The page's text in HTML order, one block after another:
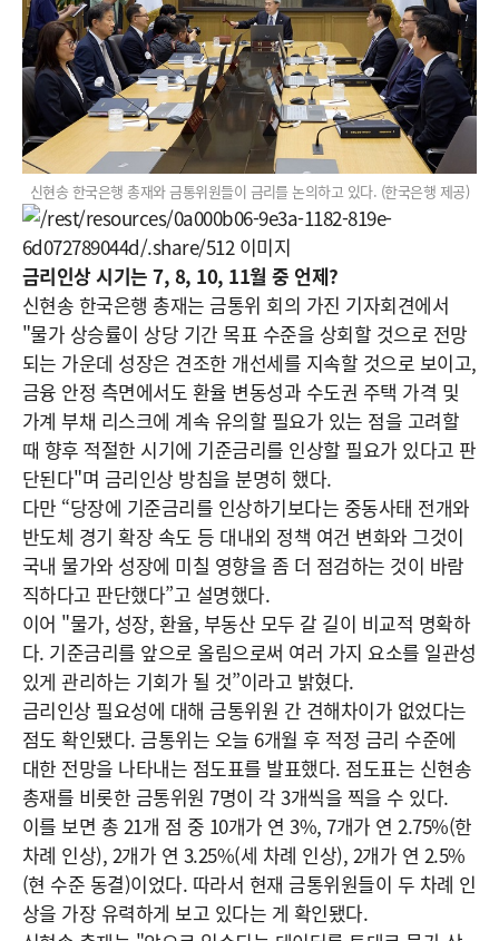
신현송 한국은행 총재와 금통위원들이 금리를 논의하고 있다. (한국은행 제공)
금리인상 시기는 7, 8, 10, 11월 중 언제?
신현송 한국은행 총재는 금통위 회의 가진 기자회견에서
"물가 상승률이 상당 기간 목표 수준을 상회할 것으로 전망
되는 가운데 성장은 견조한 개선세를 지속할 것으로 보이고,
금융 안정 측면에서도 환율 변동성과 수도권 주택 가격 및
가계 부채 리스크에 계속 유의할 필요가 있는 점을 고려할
때 향후 적절한 시기에 기준금리를 인상할 필요가 있다고 판
단된다"며 금리인상 방침을 분명히 했다.
다만 “당장에 기준금리를 인상하기보다는 중동사태 전개와
반도체 경기 확장 속도 등 대내외 정책 여건 변화와 그것이
국내 물가와 성장에 미칠 영향을 좀 더 점검하는 것이 바람
직하다고 판단했다”고 설명했다.
이어 "물가, 성장, 환율, 부동산 모두 갈 길이 비교적 명확하
다. 기준금리를 앞으로 올림으로써 여러 가지 요소를 일관성
있게 관리하는 기회가 될 것”이라고 밝혔다.
금리인상 필요성에 대해 금통위원 간 견해차이가 없었다는
점도 확인됐다. 금통위는 오늘 6개월 후 적정 금리 수준에
대한 전망을 나타내는 점도표를 발표했다. 점도표는 신현송
총재를 비롯한 금통위원 7명이 각 3개씩을 찍을 수 있다.
이를 보면 총 21개 점 중 10개가 연 3%, 7개가 연 2.75%(한
차례 인상), 2개가 연 3.25%(세 차례 인상), 2개가 연 2.5%
(현 수준 동결)이었다. 따라서 현재 금통위원들이 두 차례 인
상을 가장 유력하게 보고 있다는 게 확인됐다.